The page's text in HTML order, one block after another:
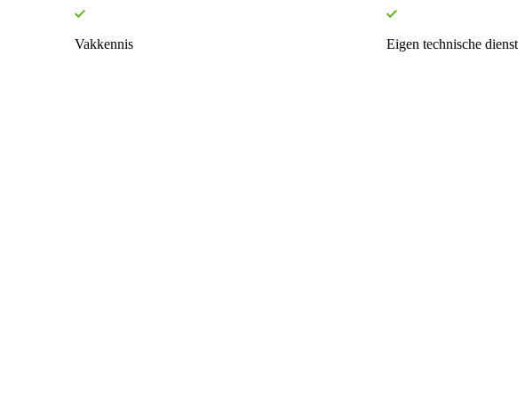
Vakkennis Eigen technische dienst